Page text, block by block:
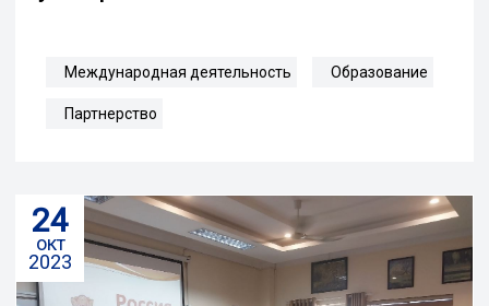
Международная деятельность Образование
Партнерство
24
окт
2023